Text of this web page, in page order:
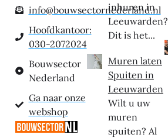
info@bouwsectornederland.nl
Hoofdkantoor:
030-2072024
Bouwsector
Nederland
Ga naar onze
webshop
inhuren in
Leeuwarden?
Dit is het...
Muren laten
Spuiten in
Leeuwarden
Wilt u uw
muren
spuiten? Al